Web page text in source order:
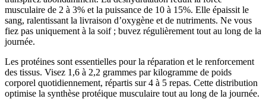
musculaire de 2 à 3% et la puissance de 10 à 15%. Elle épaissit le
sang, ralentissant la livraison d’oxygène et de nutriments. Ne vous
fiez pas uniquement à la soif ; buvez régulièrement tout au long de la
journée.
Les protéines sont essentielles pour la réparation et le renforcement
des tissus. Visez 1,6 à 2,2 grammes par kilogramme de poids
corporel quotidiennement, répartis sur 4 à 5 repas. Cette distribution
optimise la synthèse protéique musculaire tout au long de la journée.